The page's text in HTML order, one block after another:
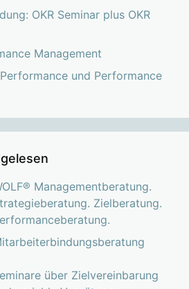
OKR Seminar plus OKR
Management
und Performance
Managementberatung.
Zielberatung.
über Zielvereinbarung